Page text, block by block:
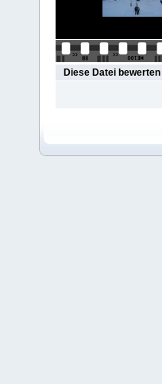
Diese Datei bewerten